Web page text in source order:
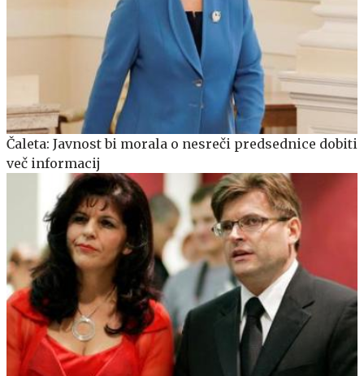
Čaleta: Javnost bi morala o nesreči predsednice dobiti
več informacij